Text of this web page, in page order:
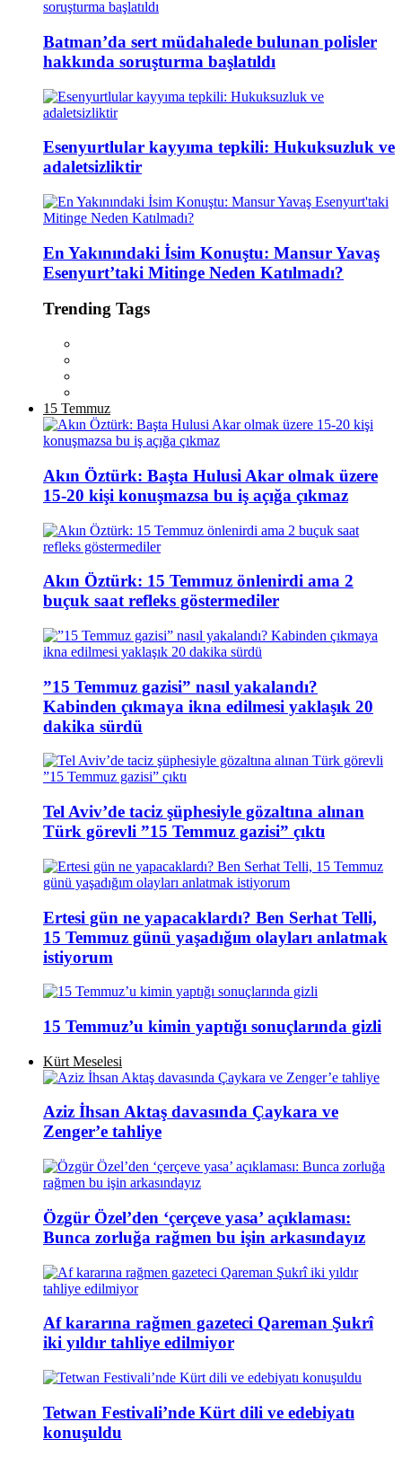
Batman’da sert müdahalede bulunan polisler
hakkında soruşturma başlatıldı
Esenyurtlular kayyıma tepkili: Hukuksuzluk ve
adaletsizliktir
En Yakınındaki İsim Konuştu: Mansur Yavaş
Esenyurt’taki Mitinge Neden Katılmadı?
Trending Tags
15 Temmuz
Akın Öztürk: Başta Hulusi Akar olmak üzere
15-20 kişi konuşmazsa bu iş açığa çıkmaz
Akın Öztürk: 15 Temmuz önlenirdi ama 2
buçuk saat refleks göstermediler
”15 Temmuz gazisi” nasıl yakalandı?
Kabinden çıkmaya ikna edilmesi yaklaşık 20
dakika sürdü
Tel Aviv’de taciz şüphesiyle gözaltına alınan
Türk görevli ”15 Temmuz gazisi” çıktı
Ertesi gün ne yapacaklardı? Ben Serhat Telli,
15 Temmuz günü yaşadığım olayları anlatmak
istiyorum
15 Temmuz’u kimin yaptığı sonuçlarında gizli
Kürt Meselesi
Aziz İhsan Aktaş davasında Çaykara ve
Zenger’e tahliye
Özgür Özel’den ‘çerçeve yasa’ açıklaması:
Bunca zorluğa rağmen bu işin arkasındayız
Af kararına rağmen gazeteci Qareman Şukrî
iki yıldır tahliye edilmiyor
Tetwan Festivali’nde Kürt dili ve edebiyatı
konuşuldu